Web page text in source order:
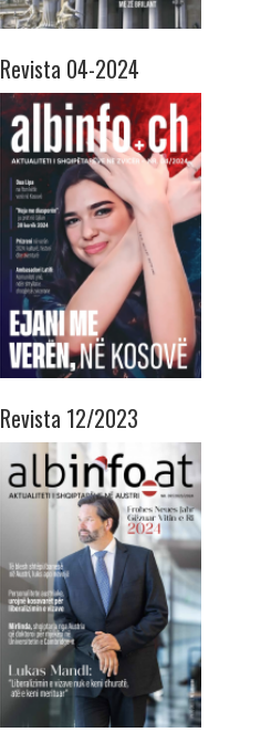
Revista 04-2024
Revista 12/2023